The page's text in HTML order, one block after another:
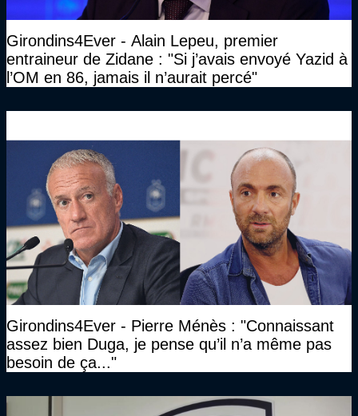
Girondins4Ever - Alain Lepeu, premier
entraineur de Zidane : "Si j’avais envoyé Yazid à
l’OM en 86, jamais il n’aurait percé"
Girondins4Ever - Pierre Ménès : "Connaissant
assez bien Duga, je pense qu’il n’a même pas
besoin de ça..."